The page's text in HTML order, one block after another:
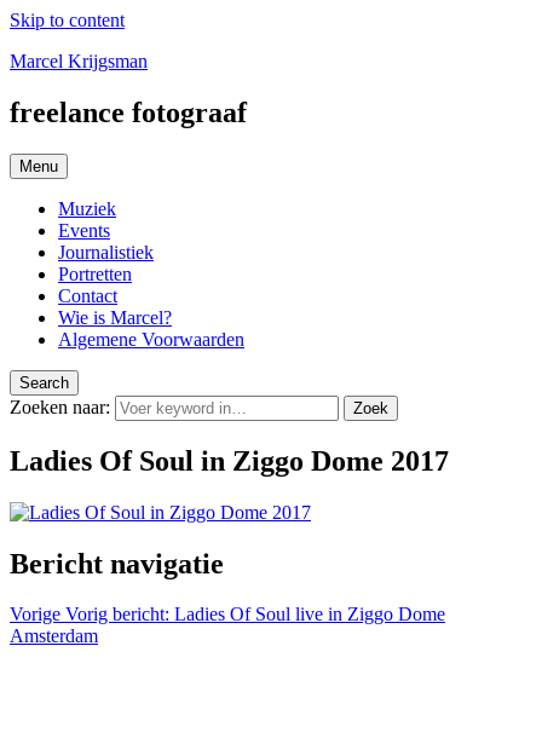
Skip to content
Marcel Krijgsman
freelance fotograaf
Menu
Muziek
Events
Journalistiek
Portretten
Contact
Wie is Marcel?
Algemene Voorwaarden
Search
Zoeken naar: Zoek
Ladies Of Soul in Ziggo Dome 2017
Bericht navigatie
Vorige Vorig bericht: Ladies Of Soul live in Ziggo Dome
Amsterdam